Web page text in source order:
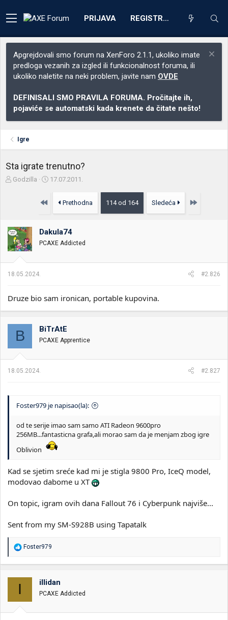
PRIJAVA REGISTRACIJA
Apgrejdovali smo forum na XenForo 2.1.1, ukoliko imate
predloga vezanih za izgled ili funkcionalnost foruma, ili
ukoliko naletite na neki problem, javite nam OVDE
DEFINISALI SMO PRAVILA FORUMA. Pročitajte ih,
pojaviće se automatski kada krenete da čitate nešto!
Igre
Sta igrate trenutno?
Z
i
k
t
e
m
Godzilla
D
m
o
k
e
j
17.07.2011.
Prvo Prethodna 114 od 164 Sledeća Poslednja
Dakula74
PCAXE Addicted
18.05.2024. #2.826
Druze bio sam ironican, portable kupovina.
B BiTrAtE
PCAXE Apprentice
18.05.2024. #2.827
Foster979 je napisao(la):
od te serije imao sam samo ATI Radeon 9600pro
256MB...fantasticna grafa,ali morao sam da je menjam zbog igre
Oblivion
Kad se sjetim sreće kad mi je stigla 9800 Pro, IceQ model,
modovao dabome u XT
On topic, igram ovih dana Fallout 76 i Cyberpunk najviše...
Sent from my SM-S928B using Tapatalk
R
o
n
Foster979
I illidan
PCAXE Addicted